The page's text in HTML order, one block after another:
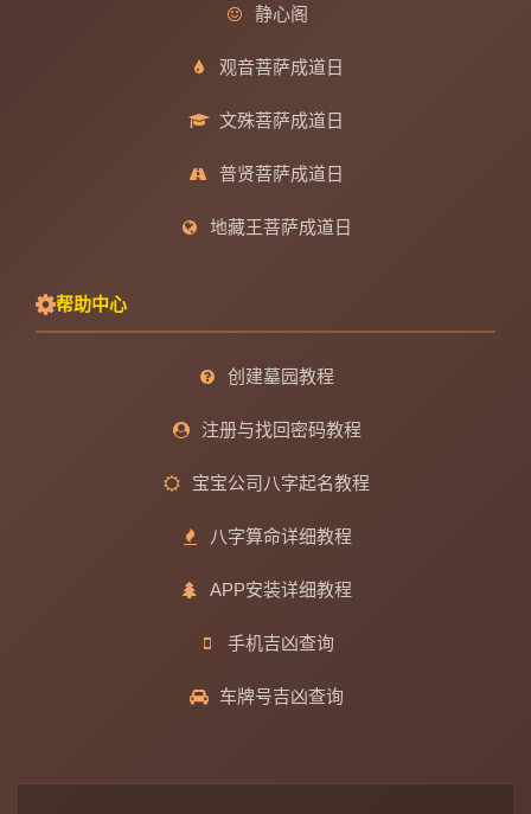
静心阁
观音菩萨成道日
文殊菩萨成道日
普贤菩萨成道日
地藏王菩萨成道日
帮助中心
创建墓园教程
注册与找回密码教程
宝宝公司八字起名教程
八字算命详细教程
APP安装详细教程
手机吉凶查询
车牌号吉凶查询